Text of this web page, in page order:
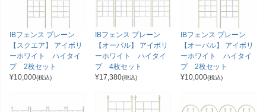
IBフェンス プレーン
【スクエア】 アイボリ
ーホワイト ハイタイ
プ 2枚セット
¥10,000(税込)
IBフェンス プレーン
【オーバル】 アイボリ
ーホワイト ハイタイ
プ 4枚セット
¥17,380(税込)
IBフェンス プレーン
【オーバル】 アイボリ
ーホワイト ハイタイ
プ 2枚セット
¥10,000(税込)